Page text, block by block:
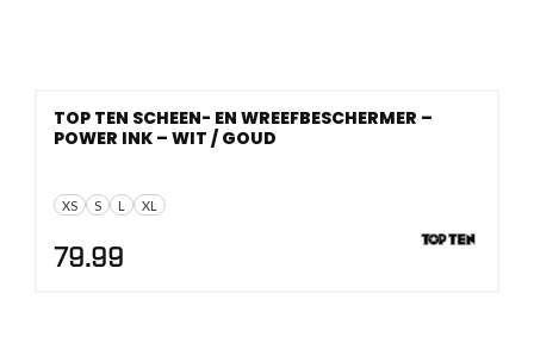
XS S L XL
TOP TEN SCHEEN- EN WREEFBESCHERMER –
POWER INK – WIT / GOUD
79.99